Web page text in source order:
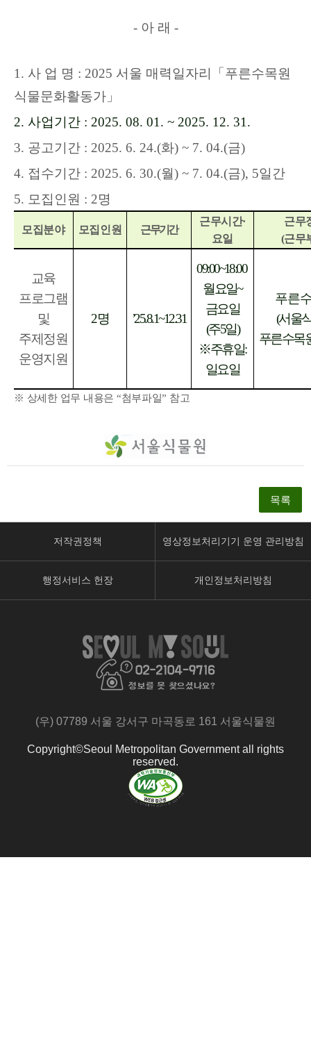
- 아 래 -
1. 사 업 명 : 2025 서울 매력일자리「 푸른수목원
식물문화활동가」
2. 사업기간 : 2025. 08. 01. ~ 2025. 12. 31.
3. 공고기간 : 2025. 6. 24.(화) ~ 7. 04.(금)
4. 접수기간 : 2025. 6. 30.(월) ~ 7. 04.(금), 5일간
5. 모집인원 : 2명
모집분야 모집인원 근무기간
근무시간·
요일
근무
(근무
교육
프로그램
및
주제정원
운영지원
2명 ’25.8.1~12.31
09:00~18:00
월요일~
금요일
(주5일)
※주휴일:
일요일
푸른
(서울
푸른수목
※ 상세한 업무 내용은 “첨부파일” 참고
목록
저작권정책 영상정보처리기기 운영 관리방침
행정서비스 헌장 개인정보처리방침
이
스
북
페
로
동
튜
브
페
이
이
스
타
페
이
이
(우) 07789 서울 강서구 마곡동로 161 서울식물원
Copyright©Seoul Metropolitan Government all rights
reserved.